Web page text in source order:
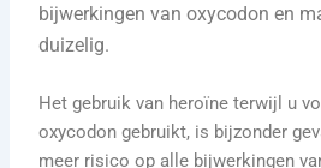
bijwerkingen van oxycodon en
duizelig.
Het gebruik van heroïne terwijl u
oxycodon gebruikt, is bijzonder
meer risico op alle bijwerkingen